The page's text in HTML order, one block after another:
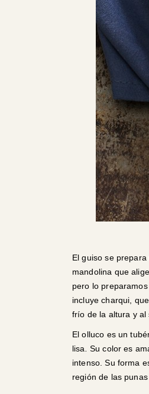
El guiso se
mandolina que
pero lo
incluye charqui,
frío de la altura y al
El olluco es un
lisa
Su color es
intenso. Su forma
región de las